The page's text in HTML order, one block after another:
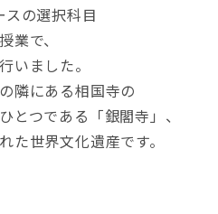
スの選択科目
業で、
いました。
隣にある相国寺の
とつである「銀閣寺」、
た世界文化遺産です。